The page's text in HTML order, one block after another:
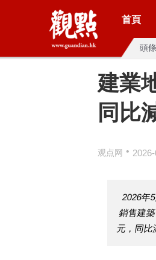
首頁
頭條
建業
同比
观点网 •
2026年
銷售建
元，同比